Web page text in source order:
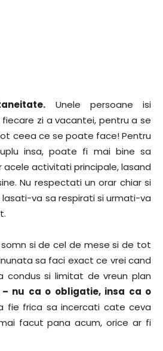
Unele persoane isi
zi a vacantei, pentru a se
ceea ce se poate face! Pentru
insa, poate fi mai bine sa
acele activitati principale, lasand
Nu respectati un orar chiar si
va sa respirati si urmati-va
si de cel de mese si de tot
sa faci exact ce vrei cand
condus si limitat de vreun plan
nu ca o obligatie, insa ca o
fie frica sa incercati cate ceva
facut pana acum, orice ar fi